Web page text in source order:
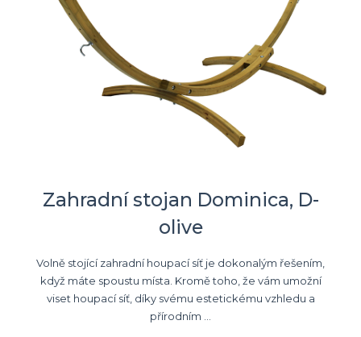
Zahradní stojan Dominica, D-
olive
Volně stojící zahradní houpací síť je dokonalým řešením,
když máte spoustu místa. Kromě toho, že vám umožní
viset houpací síť, díky svému estetickému vzhledu a
přírodním ...